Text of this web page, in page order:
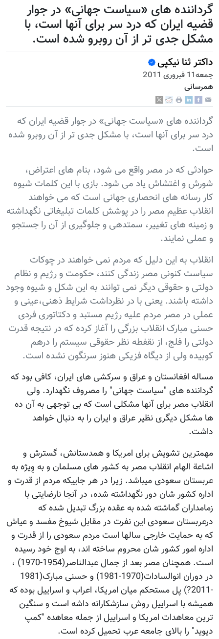
گرداننده های «سیاست جهانی» در جوار
قضیه ایران که درد سر برای آنها است، با
مشکل جدی تر از آن روبرو شده است.
داکتر ثنا نیکپی
جمعه11 فبروری 2011
همرسانی
گرداننده های «سیاست جهانی» در جوار قضیه ایران که
درد سر برای آنها است، با مشکل جدی تر از آن روبرو شده
است.
حوادثی که در مصر واقع می شود، بنام های اعتراض،
شورش و اغتشاش یاد می شود. بازی با این کلمات شیوه
کار رسانه های انحصاری جهانی است که می خواهند
انقلاب عظیم مصر را در پوشش کلمات تبلیغاتی نگهداشته
و زمینه های تغییر، سمتدهی و جلوگیری از آن را جستجو
و عملی نمایند.
انقلاب به این دلیل که مردم نمی خواهند در چوکات
سیاست کنونی مصر زندگی کنند، حکومت و رژیم و نظام
دولتی و حقوقی دیگر نمی توانند به این شکل و شیوه وجود
داشته باشند. یعنی با در نظرداشت شرایط ذهنی،عینی و
عملی در مصر مردم علیه رژیم مستبد و دکتاتوری فردی
حسنی مبارک انقلاب بزرگی را آغاز کرده که در نتیجه قدرت
دولتی را فلج، از نقفطه نظر حقوقی سیستم را درهم
کوبیده ولی از دیگاه فزیکی هنوز سرنگون نشده است.
مساله افغانستان و عراق و سرکشی های ایران، کافی بود که
گرداننده های "سیاست جهانی" را مصروف نگهدارد. ولی
انقلاب مصر برای آنها مشکلی است که بی توجهی به آن ده
ها مشکل دیگری نظیر عراق و ایران را به دنبال خواهد
داشت.
مهمترین تشویش برای امریکا و همدستانش، گسترش و
اشاعة الهام انقلاب مصر به کشور های مسلمان و به وِیژه به
عربستان سعودی میباشد. زیرا در هر جاییکه مردم از قدرت و
اداره کشور شان دور نگهداشته شده، در آنجا نارضایتی با
زمامداران گماشته شده به عقده بزرگ تبدیل شده که
درعربستان سعودی این نفرت در مقابل شیوخ مفسد و عیاش
که به حمایت خارجی سالها است مردم سعودی را از قدرت و
اداره امور کشور شان محروم ساخته اند، به اوج خود رسیده
است. همچنان مصر بعد از جمال عبدالناصر(1954-1970) ،
در دوران انوالسادات(1970-1981) و حسنی مبارک(1981
-2011?) پل مستحکم میان امریکا، اعراب و اسراییل بوده که
همیشه با اسراییل روش سازشکارانه داشه است و سنگین
ترین معاهدات امریکا و اسراییل از جمله معاهده "کمپ
دیوید" را بالای جامعه عرب تحمیل کرده است.